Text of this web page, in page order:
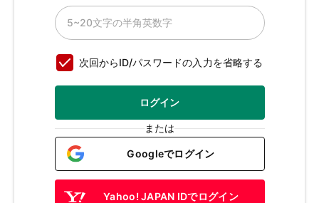
次回からID/パスワードの入力を省略する
ログイン
または
Googleでログイン
Yahoo! JAPAN IDでログイン